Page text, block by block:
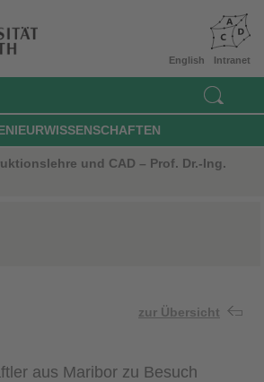
Intranet
English
und CAD – Prof. Dr.-Ing.
zur Übersicht
aus Maribor zu Besuch